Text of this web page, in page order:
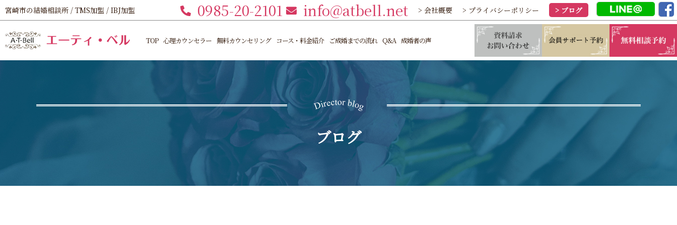
宮崎市の結婚相談所 / TMS加盟 / IBJ加盟 0985-20-2101 info@atbell.net > 会社概要 > プライバシーポリシー > ブログ
TOP 心理カウンセラー 無料カウンセリング コース・料金紹介 ご成婚までの流れ Q&A 成婚者の声
ブログ